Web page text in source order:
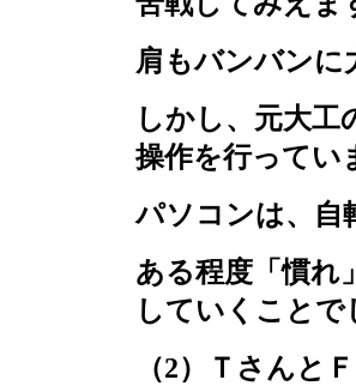
肩もバンバンに
しかし、元大工
操作を行ってい
パソコンは、自
ある程度「慣れ
していくことで
（2）Ｔさんと